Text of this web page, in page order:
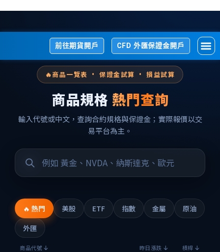
前往期貨開戶 CFD 外匯保證金開戶
🔥商品一覽表 · 保證金試算 · 損益試算
商品規格 熱門查詢
輸入代號或中文，查詢合約規格與保證金；實際報價以交
易平台為主。
🔥 熱門 美股 ETF 指數 金屬
原油
外匯
商品代號 昨日漲跌 槓桿